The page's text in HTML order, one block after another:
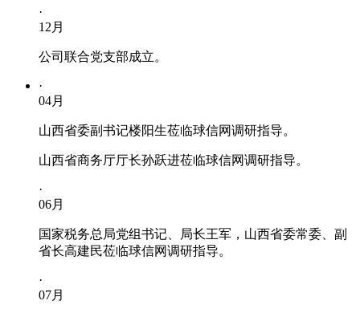
·
12 月
公司联合党支部成立。
·
04月
山西省委副书记楼阳生莅临球信网调研指导。
山西省商务厅厅长孙跃进莅临球信网调研指导。
·
06月
国家税务总局党组书记、局长王军，山西省委常委、副
省长高建民莅临球信网调研指导。
·
07月